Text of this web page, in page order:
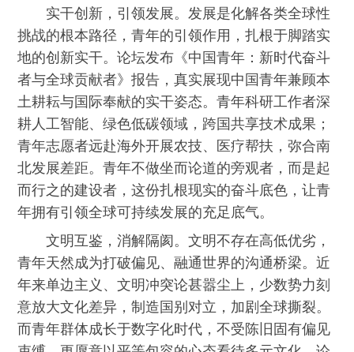
实干创新，引领发展。发展是化解各类全球性
挑战的根本路径，青年的引领作用，扎根于脚踏实
地的创新实干。论坛发布《中国青年：新时代奋斗
者与全球贡献者》报告，真实展现中国青年兼顾本
土耕耘与国际奉献的实干姿态。青年科研工作者深
耕人工智能、绿色低碳领域，跨国共享技术成果；
青年志愿者远赴海外开展农技、医疗帮扶，弥合南
北发展差距。青年不做坐而论道的旁观者，而是起
而行之的建设者，这份扎根现实的奋斗底色，让青
年拥有引领全球可持续发展的充足底气。
文明互鉴，消解隔阂。文明不存在高低优劣，
青年天然成为打破偏见、融通世界的沟通桥梁。近
年来单边主义、文明冲突论甚嚣尘上，少数势力刻
意放大文化差异，制造国别对立，加剧全球撕裂。
而青年群体成长于数字化时代，不受陈旧固有偏见